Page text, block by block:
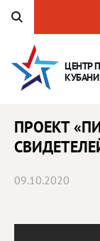
ЦЕНТР
КУБАНИ
ПРОЕКТ
09.10.2020